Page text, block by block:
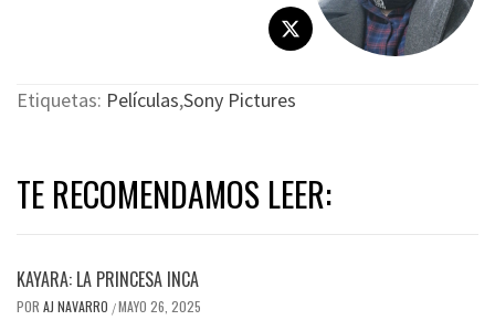
Etiquetas: Películas,Sony Pictures
TE RECOMENDAMOS LEER:
KAYARA: LA PRINCESA INCA
POR AJ NAVARRO /MAYO 26, 2025